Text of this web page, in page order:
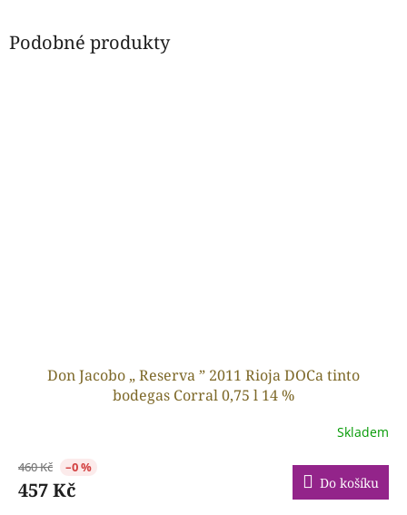
Podobné produkty
Don Jacobo „ Reserva ” 2011 Rioja DOCa tinto
bodegas Corral 0,75 l 14 %
Skladem
460 Kč –0 %
457 Kč Do košíku